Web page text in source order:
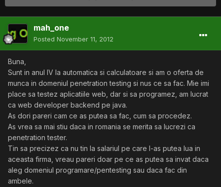
mah_one
Posted November 11, 2012
Buna,
Sunt in anul IV la automatica si calculatoare si am o oferta de
munca in domeniul penetration testing si nus ce sa fac. Mie imi
place sa testez aplicatiile web, dar si sa programez, am lucrat
ca web developer backend pe java.
As dori pareri cam ce as putea sa fac, cum sa procedez.
As vrea sa mai stiu daca in romania se merita sa lucrezi ca
penetration tester.
Tin sa precizez ca nu tin la salariul pe care l-as putea lua in
aceasta firma, vreau pareri doar pe ce as putea sa invat daca
aleg domeniul programare/pentesting sau daca fac din
ambele.